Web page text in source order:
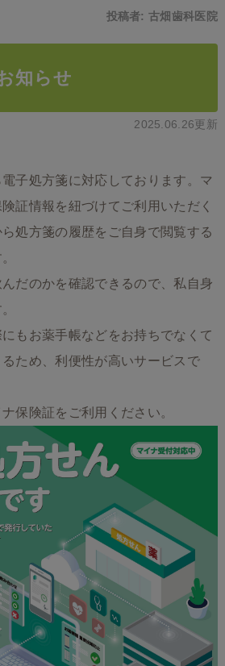
投稿者:古畑歯科医院
知らせ
2025.06.26更新
子処方箋に対応しております。マ
証情報を紐づけてご利用いただく
処方箋の履歴をご自身で閲覧する
だのかを確認できるので、私自身
もお薬手帳などをお持ちでなくて
ため、利便性が高いサービスで
保険証をご利用ください。